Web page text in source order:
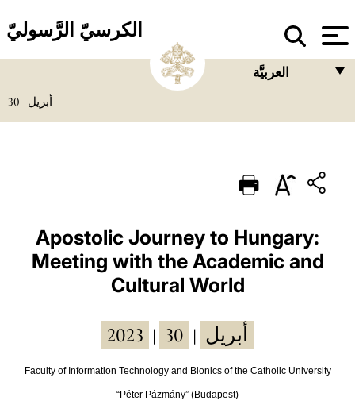
الكرسيّ الرَّسوليّ
العربيَّة
PORTUGUÊS
DEUTSCH
العربيّة
中文
أبريل 30
Apostolic Journey to Hungary:
Meeting with the Academic and
Cultural World
2023 أبريل 30
Faculty of Information Technology and Bionics of the Catholic University
“Péter Pázmány” (Budapest)